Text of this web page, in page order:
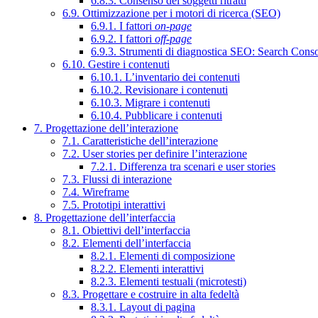
6.9. Ottimizzazione per i motori di ricerca (SEO)
6.9.1. I fattori on-page
6.9.2. I fattori off-page
6.9.3. Strumenti di diagnostica SEO: Search
6.10. Gestire i contenuti
6.10.1. L’inventario dei contenuti
6.10.2. Revisionare i contenuti
6.10.3. Migrare i contenuti
6.10.4. Pubblicare i contenuti
7. Progettazione dell’interazione
7.1. Caratteristiche dell’interazione
7.2. User stories per definire l’interazione
7.2.1. Differenza tra scenari e user stories
7.3. Flussi di interazione
7.4. Wireframe
7.5. Prototipi interattivi
8. Progettazione dell’interfaccia
8.1. Obiettivi dell’interfaccia
8.2. Elementi dell’interfaccia
8.2.1. Elementi di composizione
8.2.2. Elementi interattivi
8.2.3. Elementi testuali (microtesti)
8.3. Progettare e costruire in alta fedeltà
8.3.1. Layout di pagina